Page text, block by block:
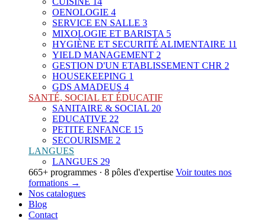
OENOLOGIE 4
SERVICE EN SALLE 3
MIXOLOGIE ET BARISTA 5
HYGIÈNE ET SECURITÉ ALIMENTAIRE 11
YIELD MANAGEMENT 2
GESTION D'UN ETABLISSEMENT CHR 2
HOUSEKEEPING 1
GDS AMADEUS 4
SANTÉ, SOCIAL ET ÉDUCATIF
SANITAIRE & SOCIAL 20
EDUCATIVE 22
PETITE ENFANCE 15
SECOURISME 2
LANGUES
LANGUES 29
665+ programmes · 8 pôles d'expertise Voir toutes nos
formations →
Nos catalogues
Blog
Contact